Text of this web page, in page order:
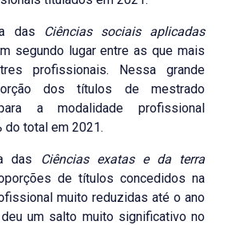
das
Ciências sociais aplicadas
segundo lugar entre as que mais
profissionais. Nessa grande
dos títulos de mestrado
a modalidade profissional
do total em 2021.
das Ciências exatas e da terra
de títulos concedidos na
muito reduzidas até o ano
um salto muito significativo no